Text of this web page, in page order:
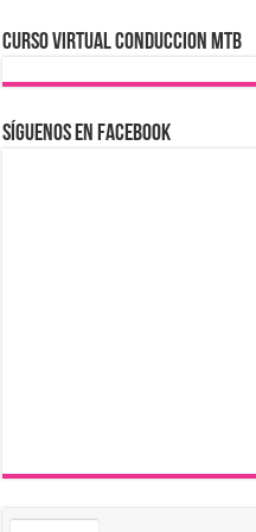
CURSO VIRTUAL CONDUCCION MTB
Síguenos en Facebook